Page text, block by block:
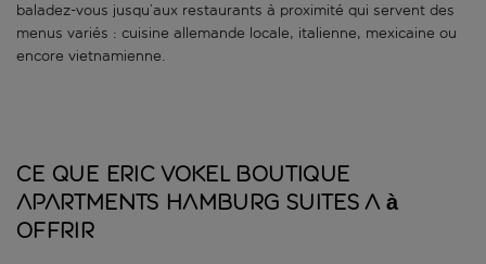
baladez-vous jusqu’aux restaurants à proximité qui servent des
menus variés : cuisine allemande locale, italienne, mexicaine ou
encore vietnamienne.
Ce que Eric Vokel Boutique
Apartments Hamburg Suites a à
offrir